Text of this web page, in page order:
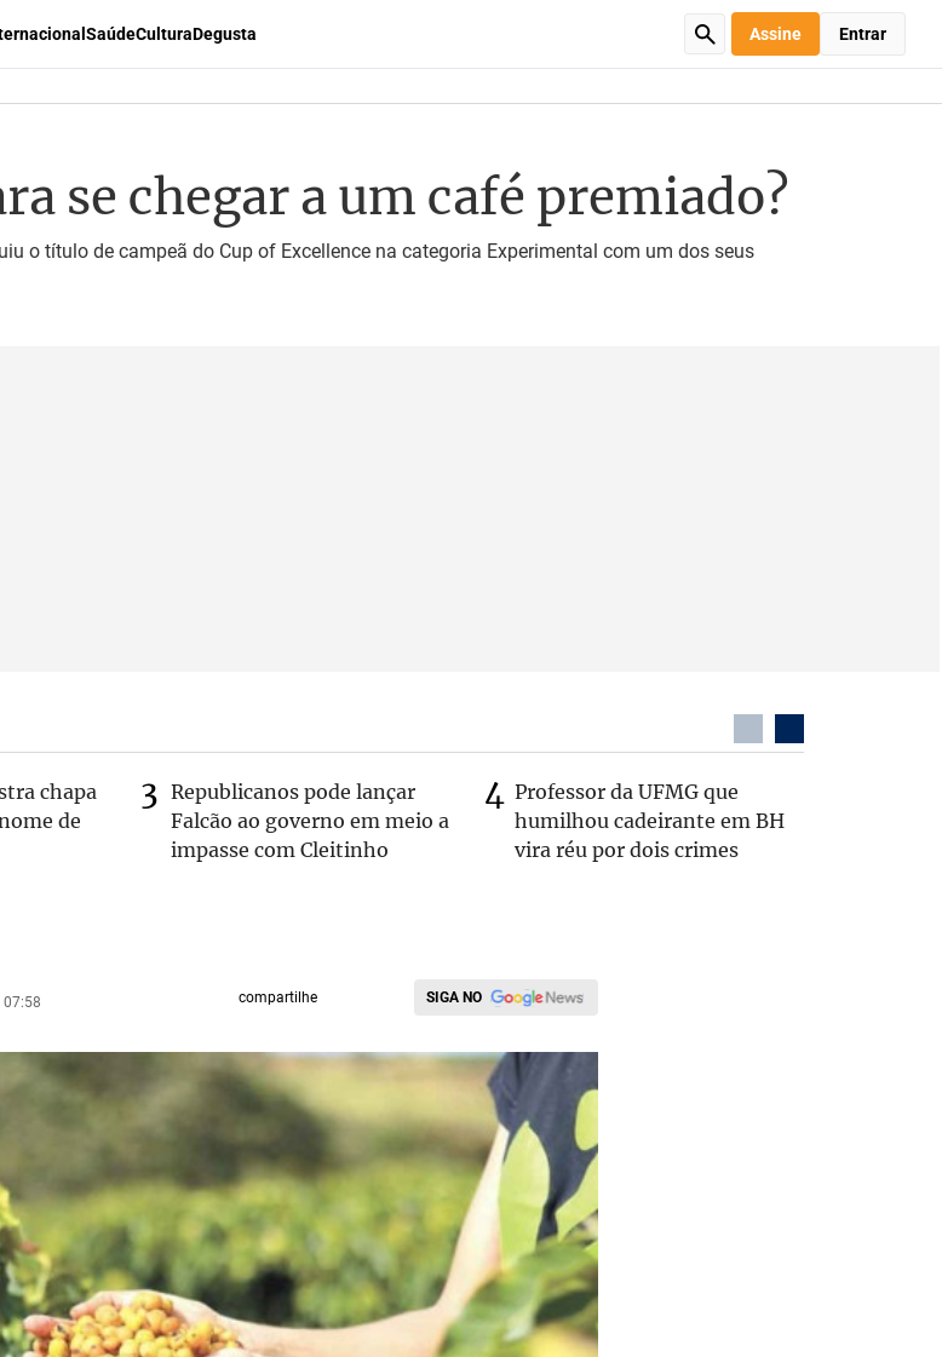
SaúdeCulturaDegusta Assine Entrar
se chegar a um café premiado?
o título de campeã do Cup of Excellence na categoria Experimental com um dos seus
chapa
de
Republicanos pode lançar
Falcão ao governo em meio a
impasse com Cleitinho
Professor da UFMG que
humilhou cadeirante em BH
vira réu por dois crimes
compartilhe SIGA NO